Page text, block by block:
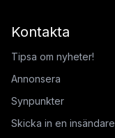
Kontakta
Tipsa om nyheter!
Annonsera
Synpunkter
Skicka in en insändare